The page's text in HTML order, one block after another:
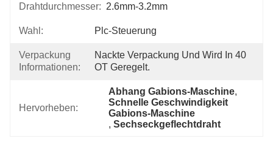
Drahtdurchmesser: 2.6mm-3.2mm
Wahl: Plc-Steuerung
Verpackung
Informationen:
Nackte Verpackung Und Wird In 40
OT Geregelt.
Hervorheben:
Abhang Gabions-Maschine,
Schnelle Geschwindigkeit
Gabions-Maschine
, Sechseckgeflechtdraht